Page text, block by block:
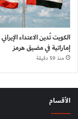
الكويت تُدين الاعتداء
إماراتية في مضيق هرمز
منذ 59 دقيقة
الأقسام